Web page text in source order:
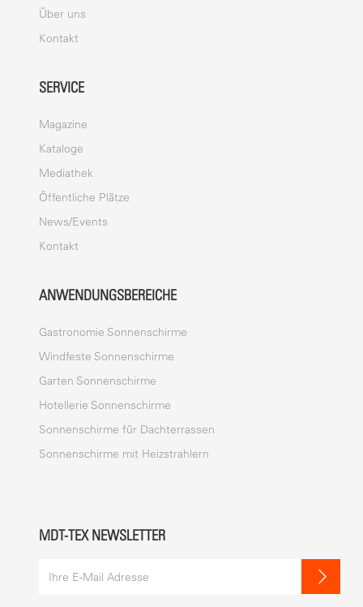
Über uns
Kontakt
SERVICE
Magazine
Kataloge
Mediathek
Öffentliche Plätze
News/Events
Kontakt
ANWENDUNGSBEREICHE
Gastronomie Sonnenschirme
Windfeste Sonnenschirme
Garten Sonnenschirme
Hotellerie Sonnenschirme
Sonnenschirme für Dachterrassen
Sonnenschirme mit Heizstrahlern
MDT-TEX NEWSLETTER